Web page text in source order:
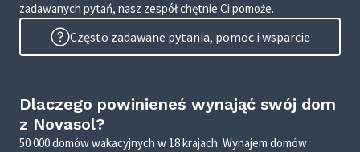
zadawanych pytań, nasz zespół chętnie Ci pomoże.
Często zadawane pytania, pomoc i wsparcie
Dlaczego powinieneś wynająć swój dom
z Novasol?
50 000 domów wakacyjnych w 18 krajach. Wynajem domów